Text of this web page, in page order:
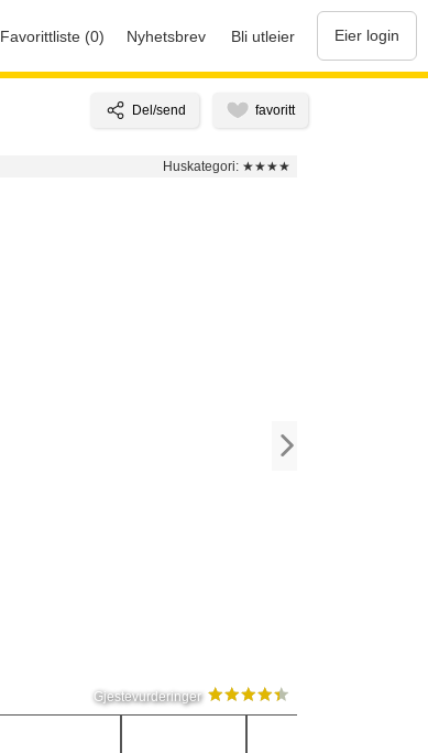
Favorittliste (0) Nyhetsbrev Bli utleier Eier login
Huskategori: ★★★★
Gjestevurderinger